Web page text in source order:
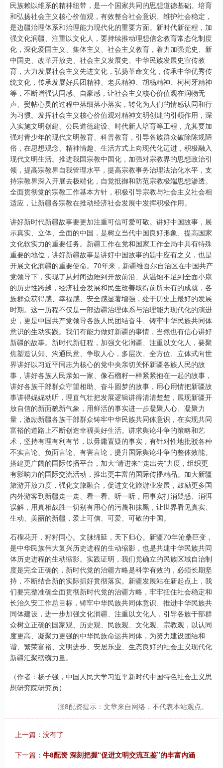
民族赖以维系的精神纽带，是一个国家共同的思想道德基础。培育
和弘扬社会主义核心价值观，有效整合社会意识、维护社会稳定，
是边疆治理体系和治理能力现代化的重要方面。新时代新征程，加
强文化润疆、注重以文化人，要持续推动理想信念教育常态化制度
化，深化爱国主义、集体主义、社会主义教育，着力加强党史、新
中国史、改革开放史、社会主义发展史、中华民族发展史宣传教
育，大力发展社会主义先进文化，弘扬革命文化，传承中华优秀传
统文化，传承发展好兵团精神、老兵精神、胡杨精神、柯柯牙精神
等，不断增强认同感、自豪感，让社会主义核心价值观在润物无
声、熨帖心灵的过程中落细落小落实，转化为人们的情感认同和行
为习惯。发挥社会主义核心价值观对精神文明创建的引领作用，深
入实施文明创建、公民道德建设、时代新人培育等工程，尤其要加
强对青少年的现代文明教育、科普教育，引导各族群众破除陈规陋
俗，在思想观念、精神情趣、生活方式上向现代化迈进，积极融入
现代文明生活。推进我国宗教中国化，加强对宗教界的思想政治引
领，提高宗教界自我管理水平，提高宗教事务治理法治化水平，支
持宗教界深入开展去极端化，自觉抵御和防范宗教极端思想渗透。
全面贯彻党的宗教工作基本方针，积极引导宗教与社会主义社会相
适应，让新疆各宗教在推动经济社会发展中发挥积极作用。
讲好新时代新疆故事要更加注重可信可爱可敬。讲好中国故事，展
示真实、立体、全面的中国，是树立当代中国良好形象、提高国家
文化软实力的重要任务。新疆工作在党和国家工作全局中具有特殊
重要的地位，讲好新疆故事是讲好中国故事的题中应有之义，也是
开展文化润疆的重要使命。70年来，新疆维吾尔自治区在中国共产
党领导下，实现了从封闭边陲到开放前沿、从温饱不足到全面小康
的历史性跨越，经济社会发展和民生改善取得前所未有的成就，各
族群众获得感、幸福感、安全感显著增强，处于历史上最好的发展
时期。这一历程不仅是一部边疆治理体系与治理能力现代化的演进
史，更是中国共产党领导各族人民团结奋斗、铸牢中华民族共同体
意识的生动实践。我们有能力做好新疆的事情，当然也有信心讲好
新疆的故事。新时代新征程，加强文化润疆、注重以文化人，要聚
焦塑造认知、沟通民意、争取人心，多层次、全方位、立体式向世
界讲好以习近平同志为核心的党中央亲切关怀新疆各族人民的故
事，讲好各族人民亲如一家、像石榴籽一样紧紧抱在一起的故事，
讲好各族干部群众守望相助、奋斗圆梦的故事，用心用情把新疆故
事讲得娓娓动听，理直气壮把发展逻辑讲得清清楚楚，展现新疆开
放自信的新面貌新气象，用鲜活的事实进一步凝聚人心、凝聚力
量，激励新疆各族干部群众铸牢中华民族共同体意识，在实现共同
富裕的道路上不断创造幸福美好生活。讲求舆论斗争的策略和艺
术，坚持有理有利有节，以毋庸置疑的事实，有针对性地批驳各种
不实言论、负面言论、有害言论，提升国际舆论斗争的整体效能。
搭建更广阔的国际传播平台，加大“请进来”“走出去”力度，组织更
有影响力的国际交流活动，推出更丰富的国际传播精品。加大新疆
旅游开放力度，强化文旅融合，促进文化旅游业发展，鼓励更多国
内外游客到新疆走一走、看一看、听一听，用事实打消疑惑、消弭
误解，用真相战胜一切别有用心的污蔑和抹黑，让世界看见真实、
生动、美丽的新疆，爱上可信、可爱、可敬的中国。
石榴花开，籽籽同心。文脉绵延，天下归心。新疆70年沧桑巨变，
是中华民族伟大复兴历史进程的生动缩影，也是共建中华民族共同
体历史进程的生动缩影。实践证明，我们党确立的民族区域自治制
度是完全正确的，新时代党的治疆方略是科学有效的，必须长期坚
持，不断结合新的实际抓好贯彻落实。新疆发展站在新起点上，我
们要完整准确全面贯彻新时代党的治疆方略，牢牢扭住社会稳定和
长治久安工作总目标，铸牢中华民族共同体意识、推进中华民族共
同体建设，进一步加强文化润疆、注重以文化人，引导各族干部群
众树立正确的国家观、历史观、民族观、文化观、宗教观，以认同
度更高、凝聚力更强的中华民族命运共同体，为努力建设团结和
谐、繁荣富裕、文明进步、安居乐业、生态良好的社会主义现代化
新疆汇聚磅礴力量。
（作者：杨子强，中国人民大学习近平新时代中国特色社会主义思
想研究院研究员）
涨8配资提示：文章来自网络，不代表本站观点。
上一篇：没有了
下一篇： 牛8配资 深刻把握“促进文明交流互鉴”的丰富内涵